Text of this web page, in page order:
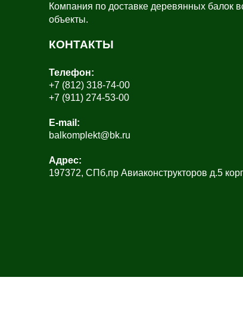
Компания по доставке деревянных балок
объекты.
КОНТАКТЫ
Телефон:
+7 (812) 318-74-00
+7 (911) 274-53-00
E-mail:
balkomplekt@bk.ru
Адрес:
197372, СПб,пр Авиаконструкторов д.5